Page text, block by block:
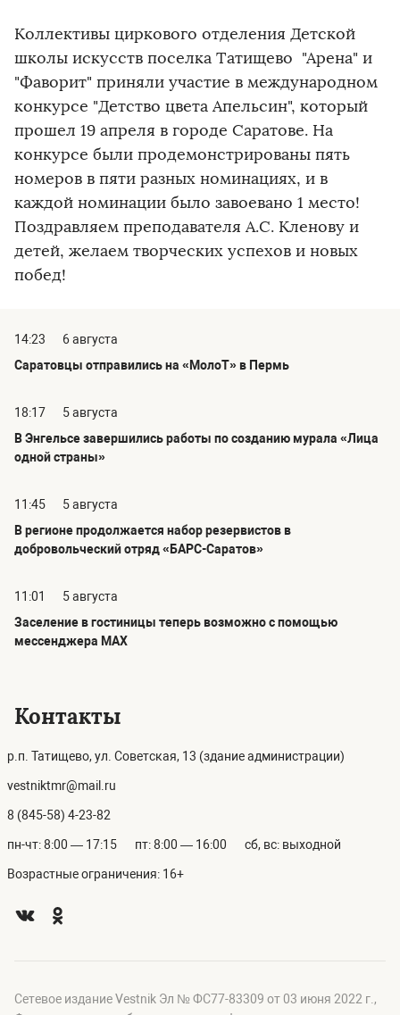
Коллективы циркового отделения Детской
школы искусств поселка Татищево "Арена" и
"Фаворит" приняли участие в международном
конкурсе "Детство цвета Апельсин", который
прошел 19 апреля в городе Саратове. На
конкурсе были продемонстрированы пять
номеров в пяти разных номинациях, и в
каждой номинации было завоевано 1 место!
Поздравляем преподавателя А.С. Кленову и
детей, желаем творческих успехов и новых
побед!
14:23
6 августа
Саратовцы отправились на «МолоТ» в Пермь
18:17
5 августа
В Энгельсе завершились работы по созданию мурала «Лица
одной страны»
11:45
5 августа
В регионе продолжается набор резервистов в
добровольческий отряд «БАРС-Саратов»
11:01
5 августа
Заселение в гостиницы теперь возможно с помощью
мессенджера MAX
Контакты
р.п. Татищево, ул. Советская, 13 (здание администрации)
vestniktmr@mail.ru
8 (845-58) 4-23-82
пн-чт: 8:00 — 17:15 пт: 8:00 — 16:00 сб, вс: выходной
Возрастные ограничения: 16+
Сетевое издание Vestnik Эл № ФС77-83309 от 03 июня 2022 г.,